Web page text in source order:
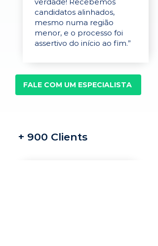
candidatos alinhados,
mesmo numa região
menor, e o processo foi
assertivo do início ao fim.”
FALE COM UM ESPECIALISTA
+ 900 Clients